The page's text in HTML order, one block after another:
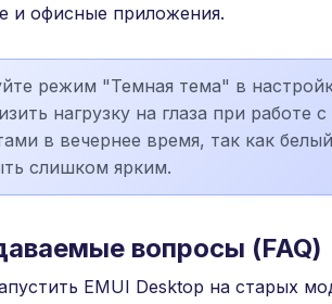
и офисные приложения.
режим "Темная тема" в
нагрузку на глаза при работе
в вечернее время, так как
слишком ярким.
вопросы (FAQ)
EMUI Desktop на старых